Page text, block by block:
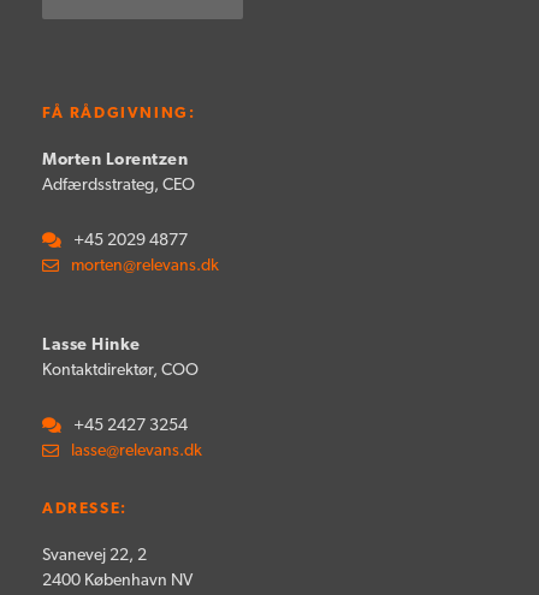
FÅ RÅDGIVNING:
Morten Lorentzen
Adfærdsstrateg, CEO
+45 2029 4877
morten@relevans.dk
Lasse Hinke
Kontaktdirektør, COO
+45 2427 3254
lasse@relevans.dk
ADRESSE:
Svanevej 22, 2
2400 København NV